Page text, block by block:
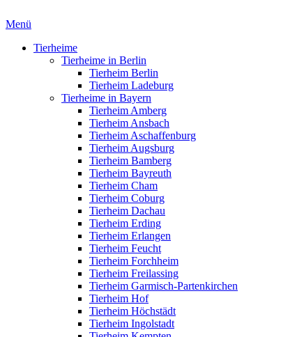
Menü
Tierheime
Tierheime in Berlin
Tierheim Berlin
Tierheim Ladeburg
Tierheime in Bayern
Tierheim Amberg
Tierheim Ansbach
Tierheim Aschaffenburg
Tierheim Augsburg
Tierheim Bamberg
Tierheim Bayreuth
Tierheim Cham
Tierheim Coburg
Tierheim Dachau
Tierheim Erding
Tierheim Erlangen
Tierheim Feucht
Tierheim Forchheim
Tierheim Freilassing
Tierheim Garmisch-Partenkirchen
Tierheim Hof
Tierheim Höchstädt
Tierheim Ingolstadt